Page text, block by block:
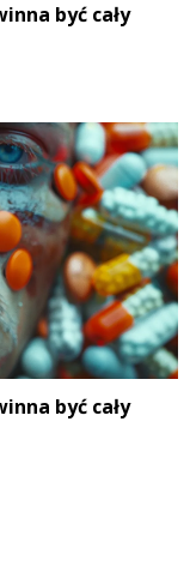
być cały
być cały